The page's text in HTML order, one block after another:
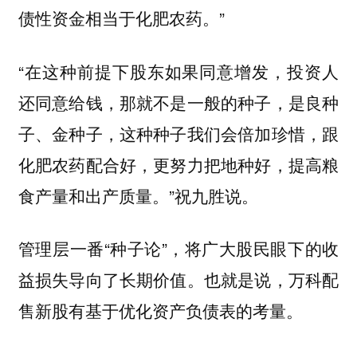
债性资金相当于化肥农药。 ”
“在这种前提下股东如果同意增发，投资人
还同意给钱，那就不是一般的种子，是良种
子、金种子，这种种子我们会倍加珍惜，跟
化肥农药配合好，更努力把地种好，提高粮
食产量和出产质量。”祝九胜说。
管理层一番“种子论”，将广大股民眼下的收
益损失导向了长期价值。也就是说， 万科配
售新股有基于优化资产负债表的考量。